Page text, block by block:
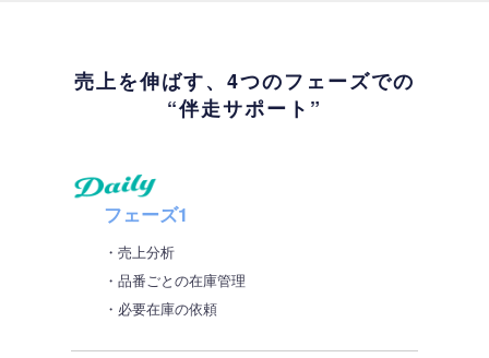
売上を伸ばす、4つのフェーズでの
“伴走サポート”
フェーズ1
・売上分析
・品番ごとの在庫管理
・必要在庫の依頼